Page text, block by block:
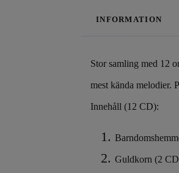
INFORMATION
Stor samling med 12
mest kända melodier.
Innehåll (12 CD):
Guldkorn (2